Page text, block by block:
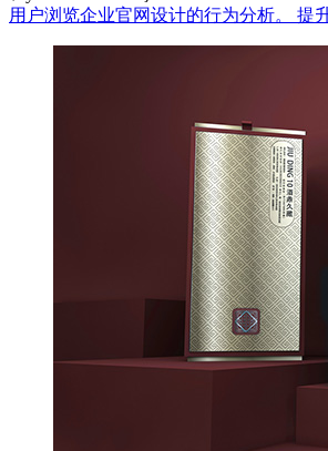
用户浏览企业官网设计的行为分析。 提